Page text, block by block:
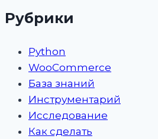
Рубрики
Python
WooCommerce
База знаний
Инструментарий
Исследование
Как сделать